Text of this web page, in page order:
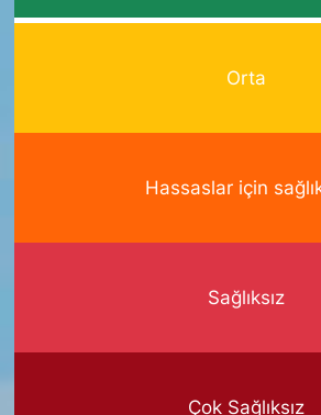
Orta
Hassaslar için
Sağlıksız
Çok Sağlıksız